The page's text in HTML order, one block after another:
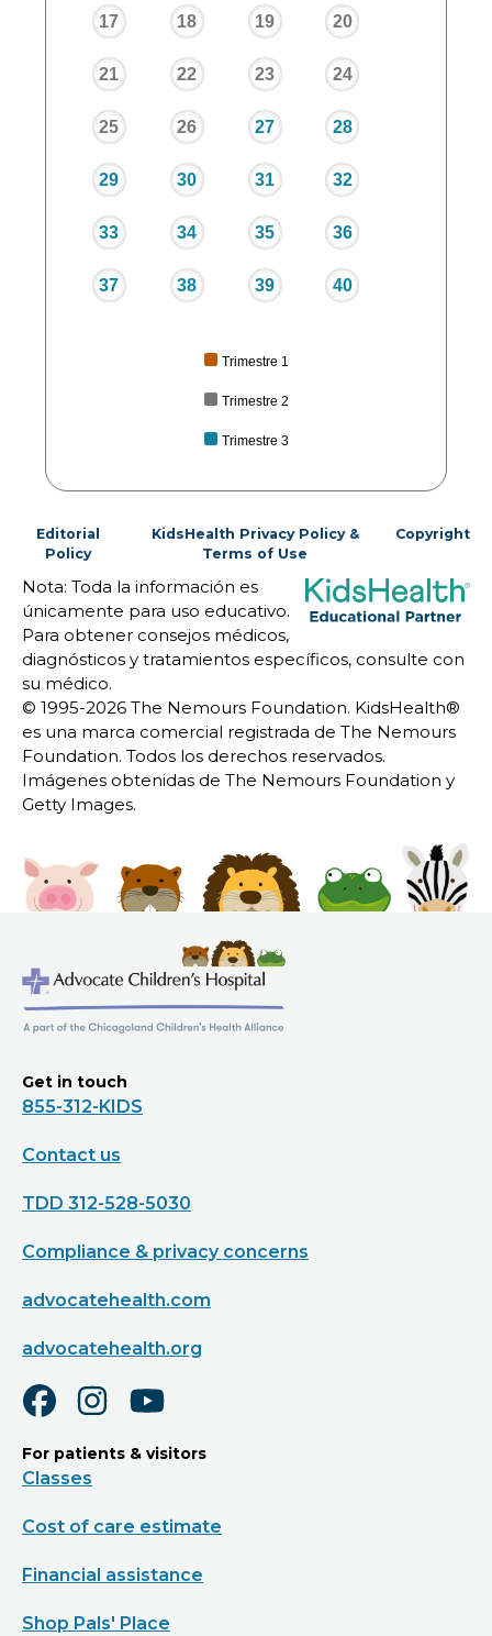
17 18 19 20
21 22 23 24
25 26 27 28
29 30 31 32
33 34 35 36
37 38 39 40
Trimestre 1
Trimestre 2
Trimestre 3
Editorial
Policy
KidsHealth Privacy Policy &
Terms of Use
Copyright
Nota: Toda la información es
únicamente para uso educativo.
Para obtener consejos médicos,
diagnósticos y tratamientos específicos, consulte con
su médico.
© 1995-2026 The Nemours Foundation. KidsHealth®
es una marca comercial registrada de The Nemours
Foundation. Todos los derechos reservados.
Imágenes obtenidas de The Nemours Foundation y
Getty Images.
Get in touch
855-312-KIDS
Contact us
TDD 312-528-5030
Compliance & privacy concerns
advocatehealth.com
advocatehealth.org
For patients & visitors
Classes
Cost of care estimate
Financial assistance
Shop Pals' Place